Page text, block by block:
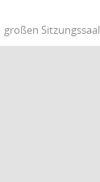
großen Sitzungssaal